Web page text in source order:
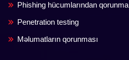
Phishing hücumlarından qorunma
Penetration testing
Məlumatların qorunması